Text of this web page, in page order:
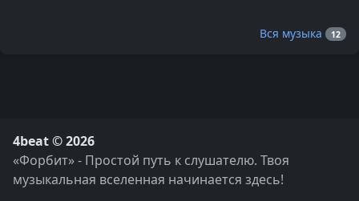
Вся музыка 12
4beat © 2026
«Форбит» - Простой путь к слушателю. Твоя
музыкальная вселенная начинается здесь!